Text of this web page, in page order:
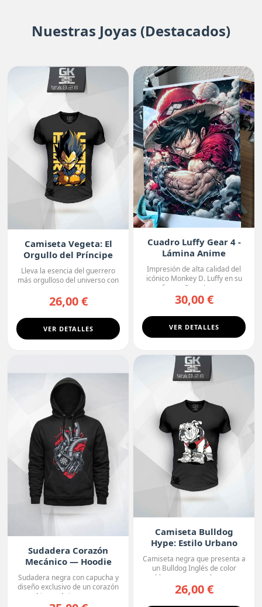
Nuestras Joyas (Destacados)
Camiseta Vegeta: El
Orgullo del Príncipe
Lleva la esencia del guerrero
más orgulloso del universo con
esta camiseta ne...
26,00 €
VER DETALLES
Cuadro Luffy Gear 4 -
Lámina Anime
Premium
Impresión de alta calidad del
icónico Monkey D. Luffy en su
forma Gear 4, con...
30,00 €
VER DETALLES
Sudadera Corazón
Mecánico — Hoodie
Sudadera negra con capucha y
diseño exclusivo de un corazón
biomecánico, con ...
Camiseta Bulldog
Hype: Estilo Urbano
Camiseta negra que presenta a
un Bulldog Inglés de color
blanco con manchas o...
26,00 €